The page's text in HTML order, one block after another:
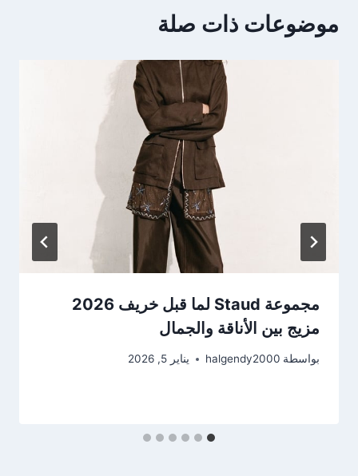
موضوعات ذات صلة
مجموعة Staud لما قبل خريف 2026
مزيج بين الأناقة والجمال
بواسطة halgendy2000 يناير 5, 2026